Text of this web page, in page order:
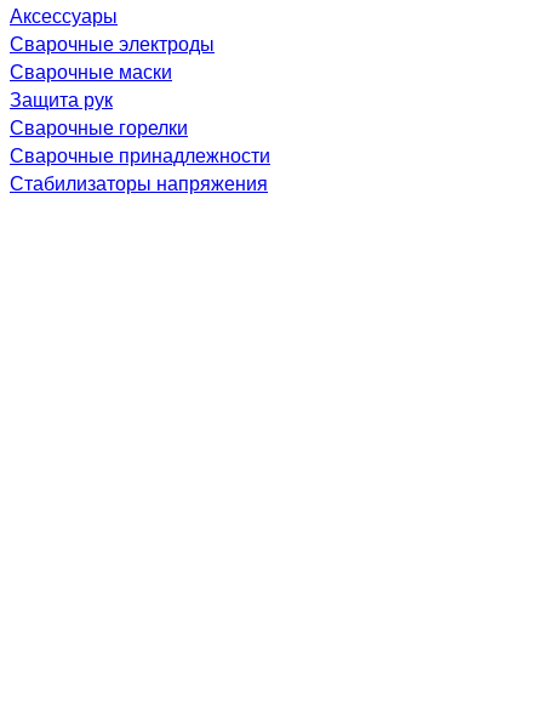
Аксессуары
Сварочные электроды
Сварочные маски
Защита рук
Сварочные горелки
Сварочные принадлежности
Стабилизаторы напряжения